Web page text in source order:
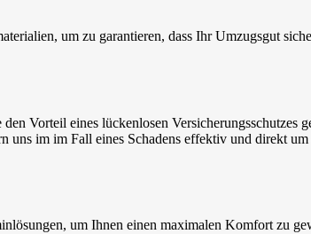
um zu garantieren, dass Ihr Umzugsgut
Vorteil eines lückenlosen Versicherungsschutzes
uns im im Fall eines Schadens effektiv und direkt
um Ihnen einen maximalen Komfort zu